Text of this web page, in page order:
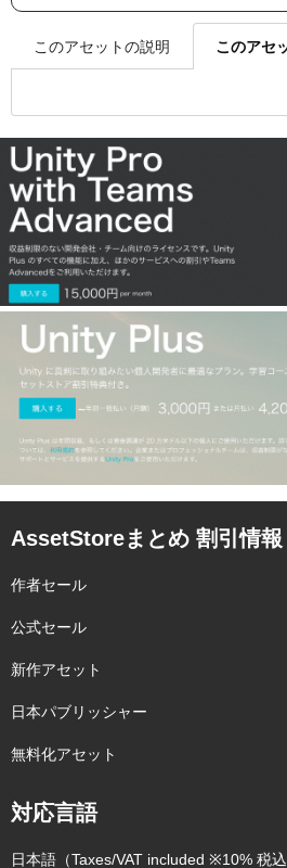
このアセットの説明 このアセ
AssetStoreまとめ 割引情
作者セール
公式セール
新作アセット
日本パブリッシャー
無料化アセット
対応言語
日本語（Taxes/VAT included ※10% 税込